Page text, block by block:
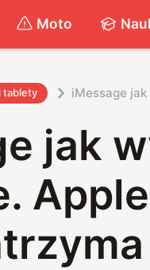
Moto
tablety iMessage
jak